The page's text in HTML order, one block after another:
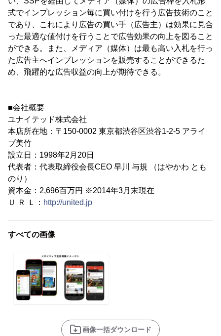
式でインプレッション毎に買い付けを行う広告技術のこと
であり、これにより広告の買い手（広告主）は効果に見合
った最適な値付けを行うことで広告効果の向上を図ること
ができる。また、メディア（媒体）は最も高い入札を行っ
た広告主へインプレッションを販売することができるた
め、飛躍的な広告収益の向上が期待できる。
■会社概要
ユナイテッド株式会社
本店所在地：〒150-0002 東京都渋谷区渋谷1-2-5 アライ
ブ美竹
設立日：1998年2月20日
代表者：代表取締役会長CEO 早川 与規 （はやかわ とも
のり）
資本金：2,696百万円 ※2014年3月末現在
Ｕ Ｒ Ｌ： http://united.jp
すべての画像
画像一括ダウンロード